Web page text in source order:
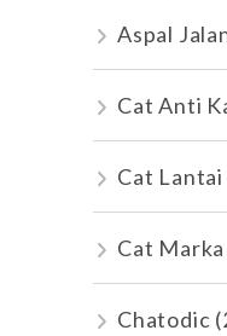
Aspal
Cat Anti
Cat Lantai
Cat Marka
Chatodic